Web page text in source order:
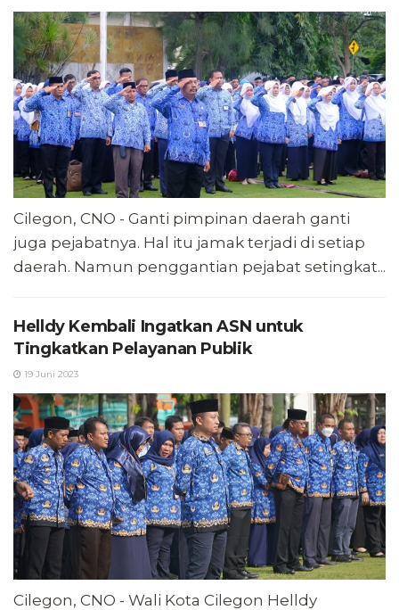
Cilegon, CNO - Ganti pimpinan daerah ganti
juga pejabatnya. Hal itu jamak terjadi di setiap
daerah. Namun penggantian pejabat setingkat...
Helldy Kembali Ingatkan ASN untuk
Tingkatkan Pelayanan Publik
19 Juni 2023
Cilegon, CNO - Wali Kota Cilegon Helldy